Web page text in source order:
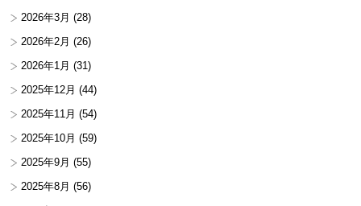
2026年3月 (28)
2026年2月 (26)
2026年1月 (31)
2025年12月 (44)
2025年11月 (54)
2025年10月 (59)
2025年9月 (55)
2025年8月 (56)